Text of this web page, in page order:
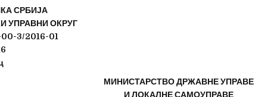
СРБИЈА
УПРАВНИ ОКРУГ
00-3/2016-01
МИНИСТАРСТВО ДРЖАВНЕ УПРАВЕ
И ЛОКАЛНЕ САМОУПРАВЕ